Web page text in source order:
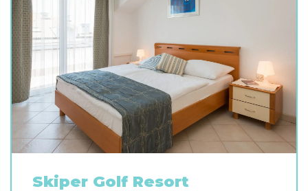
Skiper Golf Resort